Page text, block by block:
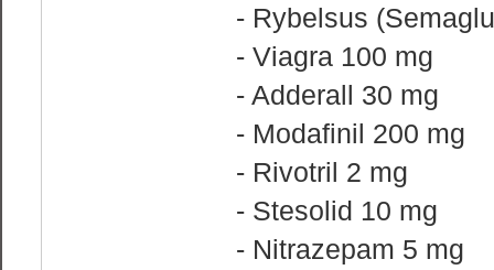
- Rybelsus
- Viagra 100 mg
- Adderall 30 mg
- Modafinil 200 mg
- Rivotril 2 mg
- Stesolid 10 mg
- Nitrazepam 5 mg